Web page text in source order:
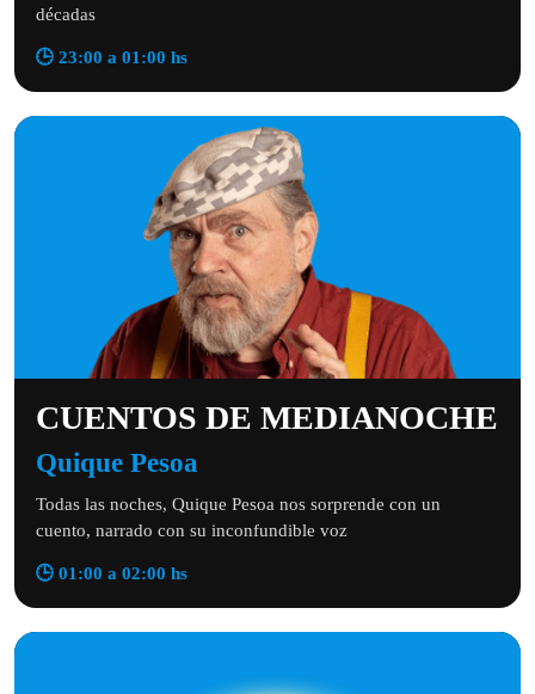
décadas
🕒 23:00 a 01:00 hs
CUENTOS DE MEDIANOCHE
Quique Pesoa
Todas las noches, Quique Pesoa nos sorprende con un
cuento, narrado con su inconfundible voz
🕒 01:00 a 02:00 hs